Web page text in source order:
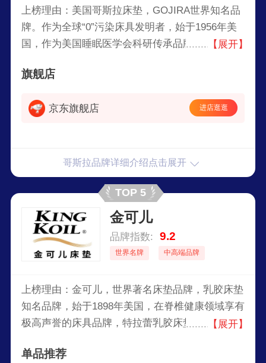
上榜理由：美国哥斯拉床垫，GOJIRA世界知名品
牌。作为全球“0”污染床具发明者，始于1956年美
国，作为美国睡眠医学会科研传承品牌，共同探索
环境学、遗传基因学以及医学完美融合的床具品
【展开】
旗舰店
京东旗舰店 进店逛逛
哥斯拉品牌详细介绍点击展开
TOP 5
金可儿
品牌指数: 9.2
世界名牌 中高端品牌
上榜理由：金可儿，世界著名床垫品牌，乳胶床垫
知名品牌，始于1898年美国，在脊椎健康领域享有
极高声誉的床具品牌，特拉蕾乳胶床垫知名企业，
具制造商。
【展开】
单品推荐